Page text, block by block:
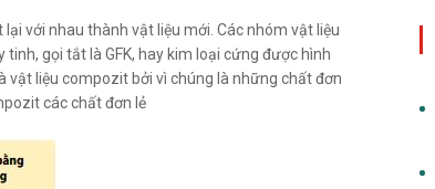
với nhau thành vật liệu mới. Các nhóm vật liệu
gọi tắt là GFK, hay kim loại cứng được hình
vật liệu compozit bởi vì chúng là những chất đơn
các chất đơn lẻ